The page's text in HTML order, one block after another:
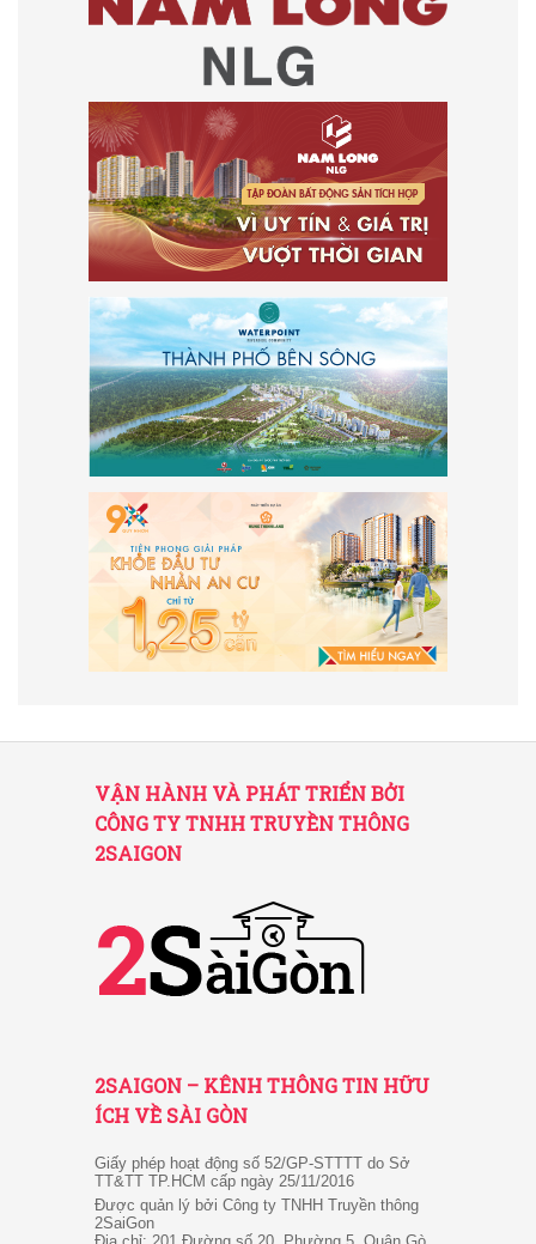
VẬN HÀNH VÀ PHÁT TRIỂN BỞI
CÔNG TY TNHH TRUYỀN THÔNG
2SAIGON
2SAIGON – KÊNH THÔNG TIN HỮU
ÍCH VỀ SÀI GÒN
Giấy phép hoạt động số 52/GP-STTTT do Sở
TT&TT TP.HCM cấp ngày 25/11/2016
Được quản lý bởi Công ty TNHH Truyền thông
2SaiGon